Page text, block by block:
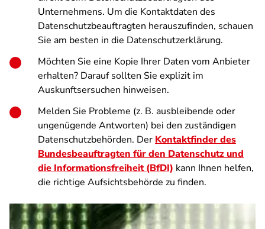
Unternehmens. Um die Kontaktdaten des
Datenschutzbeauftragten herauszufinden, schauen
Sie am besten in die Datenschutzerklärung.
Möchten Sie eine Kopie Ihrer Daten vom Anbieter
erhalten? Darauf sollten Sie explizit im
Auskunftsersuchen hinweisen.
Melden Sie Probleme (z. B. ausbleibende oder
ungenügende Antworten) bei den zuständigen
Datenschutzbehörden. Der Kontaktfinder des
Bundesbeauftragten für den Datenschutz und
die Informationsfreiheit (BfDI) kann Ihnen helfen,
die richtige Aufsichtsbehörde zu finden.